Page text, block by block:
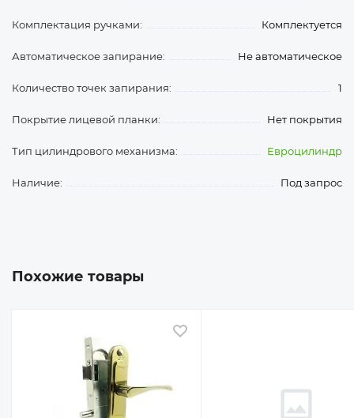
Комплектация ручками: Комплектуется
Автоматическое запирание: Не автоматическое
Количество точек запирания: 1
Покрытие лицевой планки: Нет покрытия
Тип цилиндрового механизма: Евроцилиндр
Наличие: Под запрос
Похожие товары
В избранное